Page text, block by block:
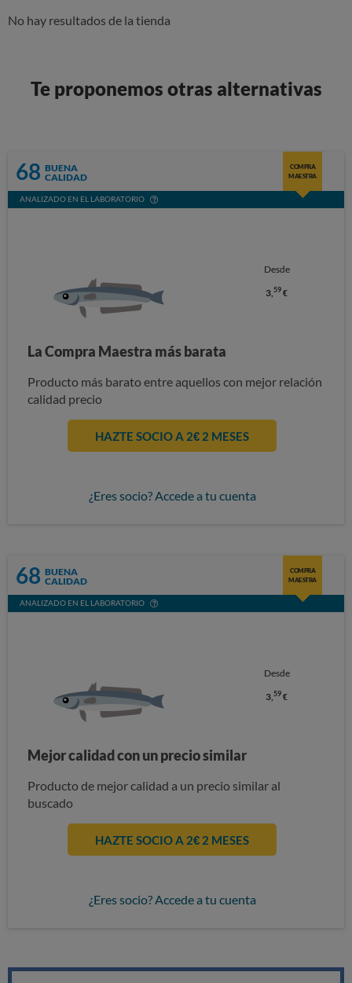
No hay resultados de la tienda
Te proponemos otras alternativas
68 BUENA
CALIDAD
COMPRA
MAESTRA
ANALIZADO EN EL LABORATORIO
Desde
3,59 €
La Compra Maestra más barata
Producto más barato entre aquellos con mejor relación
calidad precio
HAZTE SOCIO A 2€ 2 MESES
¿Eres socio? Accede a tu cuenta
68 BUENA
CALIDAD
COMPRA
MAESTRA
ANALIZADO EN EL LABORATORIO
Desde
3,59 €
Mejor calidad con un precio similar
Producto de mejor calidad a un precio similar al
buscado
HAZTE SOCIO A 2€ 2 MESES
¿Eres socio? Accede a tu cuenta